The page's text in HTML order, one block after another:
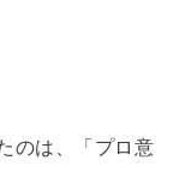
のは、「プロ意